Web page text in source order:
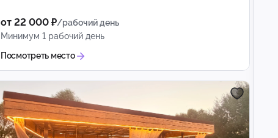
от 22 000 ₽/рабочий день
Минимум 1 рабочий день
Посмотреть место